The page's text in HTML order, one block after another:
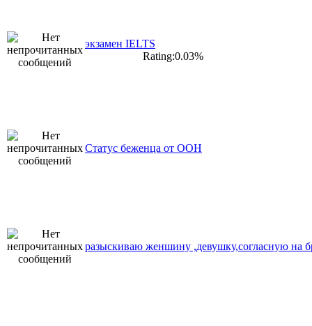
экзамен IELTS
Rating:0.03%
Статус беженца от ООН
разыскиваю женшину ,девушку,согласную на